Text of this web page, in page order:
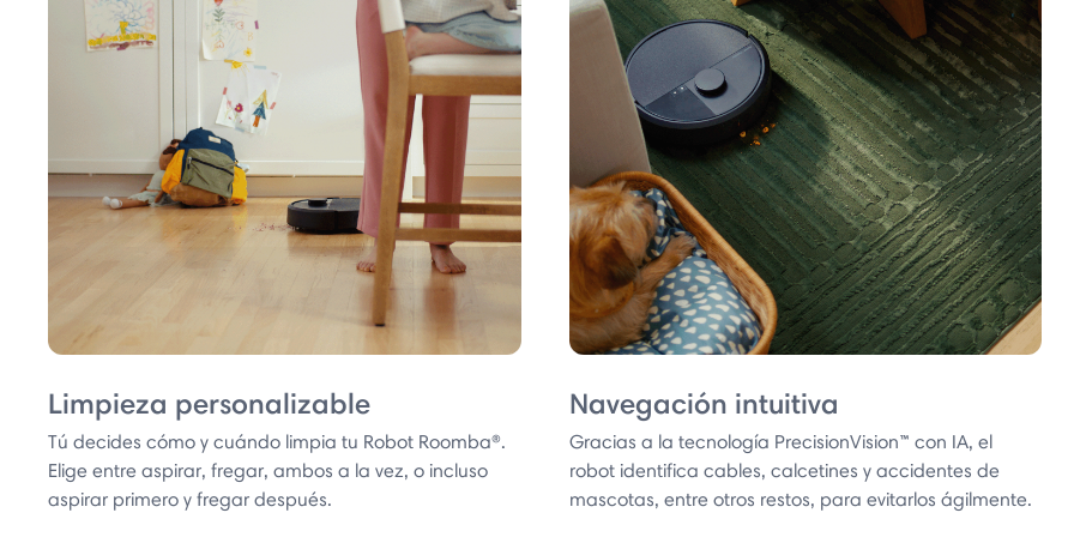
Limpieza personalizable
Tú decides cómo y cuándo limpia tu Robot Roomba®.
Elige entre aspirar, fregar, ambos a la vez, o incluso
aspirar primero y fregar después.
Navegación intuitiva
Gracias a la tecnología PrecisionVision™ con IA, el
robot identifica cables, calcetines y accidentes de
mascotas, entre otros restos, para evitarlos ágilmente.